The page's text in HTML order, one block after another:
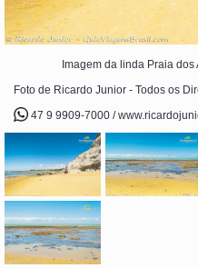
Imagem da linda Praia
Foto de Ricardo Junior - Todos os
47 9 9909-7000 /